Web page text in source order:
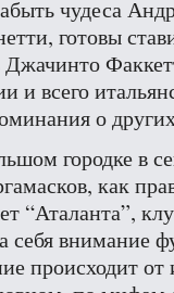
чудеса
готовы
и всего
о
городке в
как
“Аталанта”,
внимание
происходит от